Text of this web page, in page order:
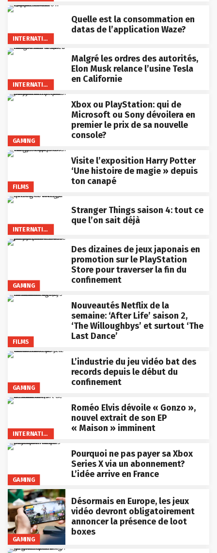
INTERNATIONAL
Quelle est la consommation en
datas de l’application Waze?
INTERNATIONAL
Malgré les ordres des autorités,
Elon Musk relance l’usine Tesla
en Californie
GAMING
Xbox ou PlayStation: qui de
Microsoft ou Sony dévoilera en
premier le prix de sa nouvelle
console?
FILMS
Visite l’exposition Harry Potter
‘Une histoire de magie » depuis
ton canapé
INTERNATIONAL
Stranger Things saison 4: tout ce
que l’on sait déjà
GAMING
Des dizaines de jeux japonais en
promotion sur le PlayStation
Store pour traverser la fin du
confinement
FILMS
Nouveautés Netflix de la
semaine: ‘After Life’ saison 2,
‘The Willoughbys’ et surtout ‘The
Last Dance’
GAMING
L’industrie du jeu vidéo bat des
records depuis le début du
confinement
INTERNATIONAL
Roméo Elvis dévoile « Gonzo »,
nouvel extrait de son EP
« Maison » imminent
GAMING
Pourquoi ne pas payer sa Xbox
Series X via un abonnement?
L’idée arrive en France
GAMING
Désormais en Europe, les jeux
vidéo devront obligatoirement
annoncer la présence de loot
boxes